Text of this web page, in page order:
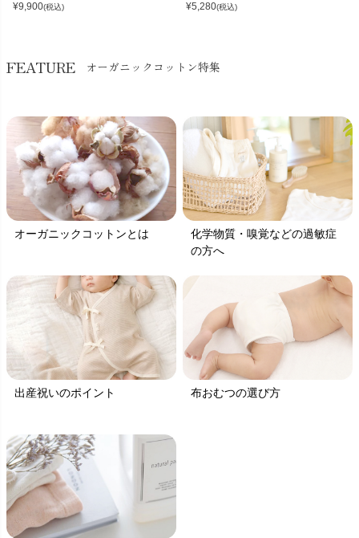
¥9,900(税込) ¥5,280(税込)
FEATURE オーガニックコットン特集
オーガニックコットンとは
化学物質・嗅覚などの過敏症
の方へ
出産祝いのポイント 布おむつの選び方